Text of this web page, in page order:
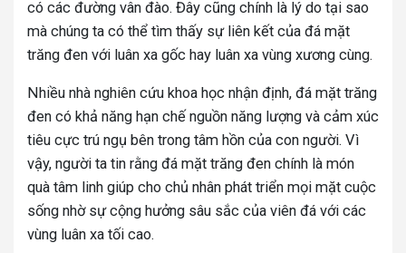
có các đường vân đào. Đây cũng chính là lý do tại sao
mà chúng ta có thể tìm thấy sự liên kết của đá mặt
trăng đen với luân xa gốc hay luân xa vùng xương cùng.
Nhiều nhà nghiên cứu khoa học nhận định, đá mặt trăng
đen có khả năng hạn chế nguồn năng lượng và cảm xúc
tiêu cực trú ngụ bên trong tâm hồn của con người. Vì
vậy, người ta tin rằng đá mặt trăng đen chính là món
quà tâm linh giúp cho chủ nhân phát triển mọi mặt cuộc
sống nhờ sự cộng hưởng sâu sắc của viên đá với các
vùng luân xa tối cao.